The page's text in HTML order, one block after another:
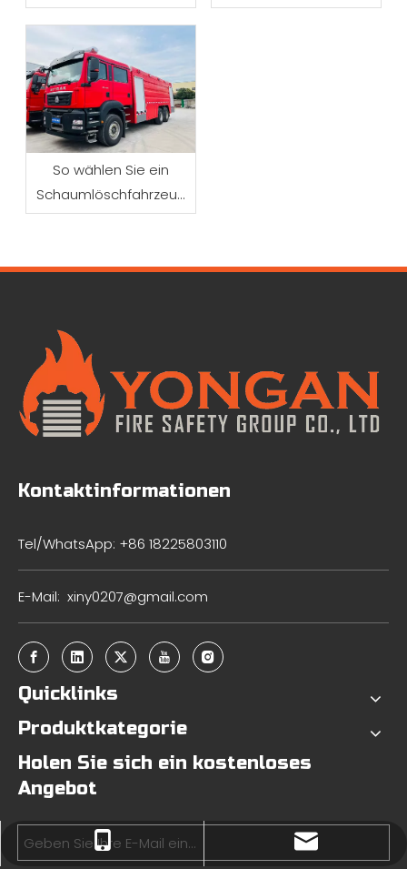
Wassertank-
Feuerwehrautos
So wählen Sie ein
Schaumlöschfahrzeug
für die industrielle
+86 18225803110
xiny0207@gmail.com
Kontaktinformationen
Tel/WhatsApp: +86 18225803110
E-Mail: xiny0207@gmail.com
Quicklinks
Produktkategorie
Holen Sie sich ein kostenloses
Angebot